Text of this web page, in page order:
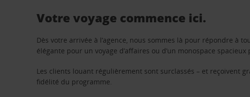
Votre voyage commence ici.
Dès votre arrivée à l’agence, nous sommes là pour répondre à
élégante pour un voyage d’affaires ou d’un monospace
Les clients louant régulièrement sont surclassés – et reçoivent
fidélité du programme.